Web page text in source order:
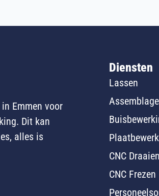
Emmen voor
Dit kan
alles is
Diensten
Lassen
Assemblage
CNC Draaien
CNC Frezen